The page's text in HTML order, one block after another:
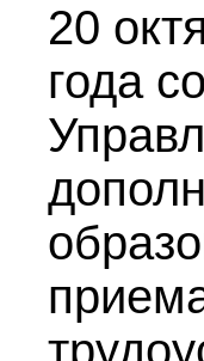
20
года